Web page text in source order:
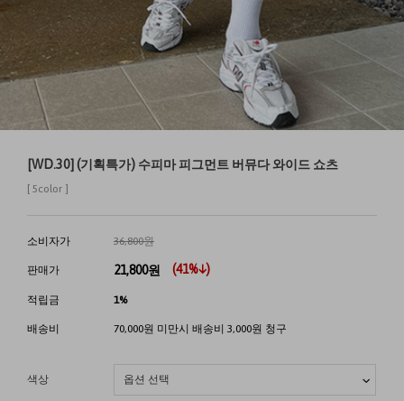
[WD.30] (기획특가) 수피마 피그먼트 버뮤다 와이드 쇼츠
[ 5color ]
소비자가 36,800원
판매가 21,800원 (41%↓)
적립금 1%
배송비 70,000원 미만시 배송비 3,000원 청구
색상